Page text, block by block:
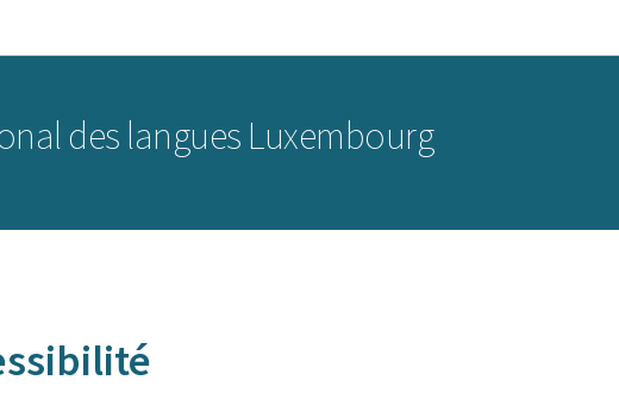
des langues Luxembourg